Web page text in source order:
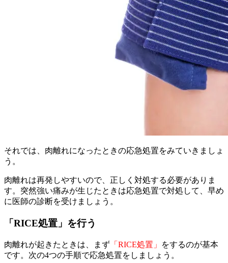
それでは、肉離れになったときの応急処置をみていきましょ
う。
肉離れは再発しやすいので、正しく対処する必要がありま
す。突然強い痛みが生じたときは応急処置で対処して、早め
に医師の診断を受けましょう。
「RICE処置」を行う
肉離れが起きたときは、まず 「RICE処置」
をするのが基本
です。次の4つの手順で応急処置をしましょう。